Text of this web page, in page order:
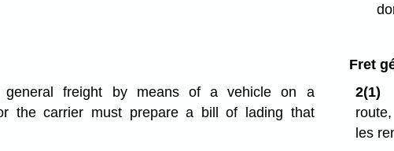
general freight by means of a vehicle on a
the carrier must prepare a bill of lading that
Fret
2(1)
les